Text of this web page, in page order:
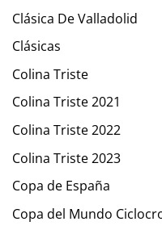
Clásica De Valladolid
Clásicas
Colina Triste
Colina Triste 2021
Colina Triste 2022
Colina Triste 2023
Copa de España
Copa del Mundo